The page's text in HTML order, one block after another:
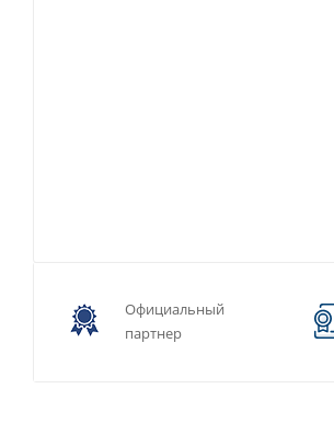
Официальный
партнер